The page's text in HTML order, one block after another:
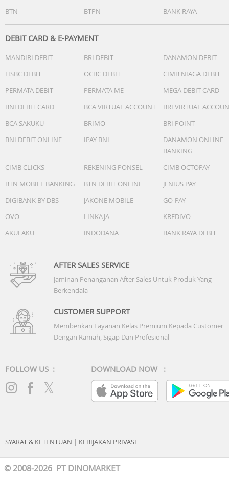
BTN
BTPN BANK RAYA
DEBIT CARD & E-PAYMENT
MANDIRI DEBIT BRI DEBIT
DANAMON DEBIT
HSBC DEBIT
OCBC DEBIT
CIMB NIAGA DEBIT
PERMATA DEBIT
PERMATA ME
MEGA DEBIT CARD
BNI DEBIT CARD
BCA VIRTUAL ACCOUNT
BRI VIRTUAL
BCA SAKUKU
BRIMO
BRI POINT
BNI DEBIT ONLINE
IPAY BNI
DANAMON ONLINE
BANKING
CIMB CLICKS
REKENING PONSEL
CIMB OCTOPAY
BTN MOBILE BANKING
BTN DEBIT ONLINE
JENIUS PAY
DIGIBANK BY DBS
JAKONE MOBILE
GO-PAY
OVO
LINKAJA
KREDIVO
AKULAKU
INDODANA BANK RAYA DEBIT
AFTER SALES SERVICE
Jaminan Penanganan After Sales Untuk Produk Yang
Berkendala
CUSTOMER SUPPORT
Memberikan Layanan Kelas Premium Kepada Customer
Dengan Ramah, Sigap Dan Profesional
FOLLOW US : DOWNLOAD NOW :
SYARAT & KETENTUAN | KEBIJAKAN PRIVASI
© 2008-2026 PT DINOMARKET